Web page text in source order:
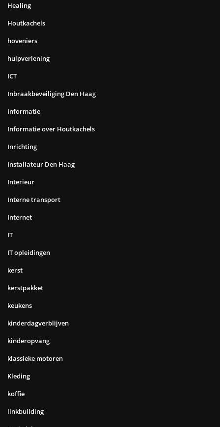
Healing
Houtkachels
hoveniers
hulpverlening
ICT
Inbraakbeveiliging Den Haag
Informatie
Informatie over Houtkachels
Inrichting
Installateur Den Haag
Interieur
Interne transport
Internet
IT
IT opleidingen
kerst
kerstpakket
keukens
kinderdagverblijven
kinderopvang
klassieke motoren
Kleding
koffie
linkbuilding